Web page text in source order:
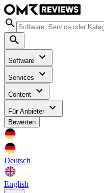
Software
Services
Content
Für Anbieter
Bewerten
Deutsch
English